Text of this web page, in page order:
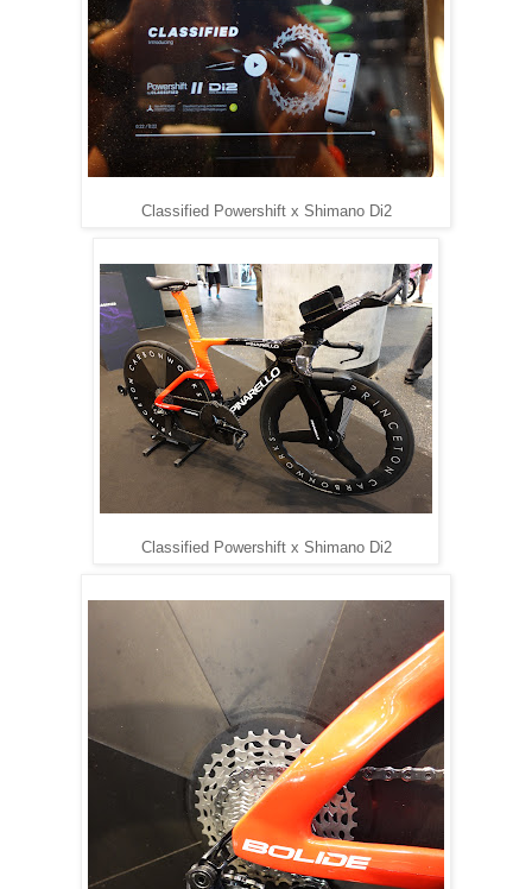
Classified Powershift x Shimano Di2
Classified Powershift x Shimano Di2